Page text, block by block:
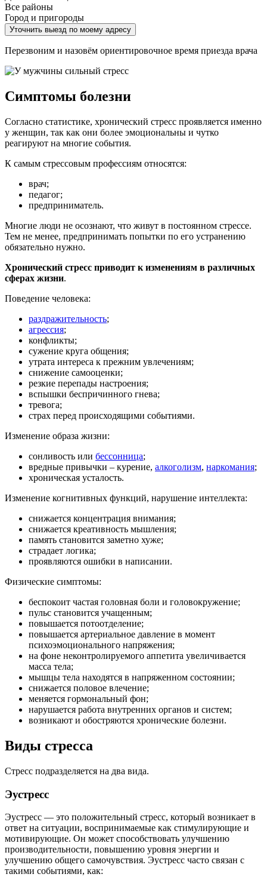
Все районы
Город и пригороды
Уточнить выезд по моему адресу
Перезвоним и назовём ориентировочное время приезда врача
Симптомы болезни
Согласно статистике, хронический стресс проявляется именно
у женщин, так как они более эмоциональны и чутко
реагируют на многие события.
К самым стрессовым профессиям относятся:
врач;
педагог;
предприниматель.
Многие люди не осознают, что живут в постоянном стрессе.
Тем не менее, предпринимать попытки по его устранению
обязательно нужно.
Хронический стресс приводит к изменениям в различных
сферах жизни.
Поведение человека:
раздражительность;
агрессия;
конфликты;
сужение круга общения;
утрата интереса к прежним увлечениям;
снижение самооценки;
резкие перепады настроения;
вспышки беспричинного гнева;
тревога;
страх перед происходящими событиями.
Изменение образа жизни:
сонливость или бессонница;
вредные привычки – курение, алкоголизм, наркомания;
хроническая усталость.
Изменение когнитивных функций, нарушение интеллекта:
снижается концентрация внимания;
снижается креативность мышления;
память становится заметно хуже;
страдает логика;
проявляются ошибки в написании.
Физические симптомы:
беспокоит частая головная боли и головокружение;
пульс становится учащенным;
повышается потоотделение;
повышается артериальное давление в момент
психоэмоционального напряжения;
на фоне неконтролируемого аппетита увеличивается
масса тела;
мышцы тела находятся в напряженном состоянии;
снижается половое влечение;
меняется гормональный фон;
нарушается работа внутренних органов и систем;
возникают и обостряются хронические болезни.
Виды стресса
Стресс подразделяется на два вида.
Эустресс
Эустресс — это положительный стресс, который возникает в
ответ на ситуации, воспринимаемые как стимулирующие и
мотивирующие. Он может способствовать улучшению
производительности, повышению уровня энергии и
улучшению общего самочувствия. Эустресс часто связан с
такими событиями, как: